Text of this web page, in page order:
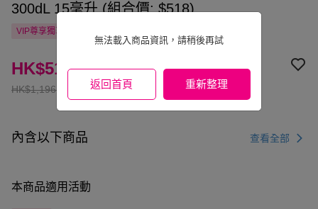
無法載入商品資訊，請稍後再試
返回首頁 重新整理
300dL 15毫升 (組合價: $518)
VIP尊享獨享
HK$1,196.00
HK$518.00
內含以下商品 查看全部
本商品適用活動